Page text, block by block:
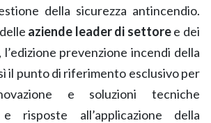
della sicurezza antincendio.
aziende leader di settoree dei
, l’edizione prevenzione incendi della
il punto di riferimento esclusivo per
e soluzioni tecniche
e risposte all’applicazione della